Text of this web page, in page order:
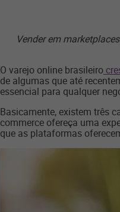
Vender em
O varejo online brasileiro
de algumas que até
essencial para qualquer
Basicamente, existem três
commerce ofereça uma
que as plataformas